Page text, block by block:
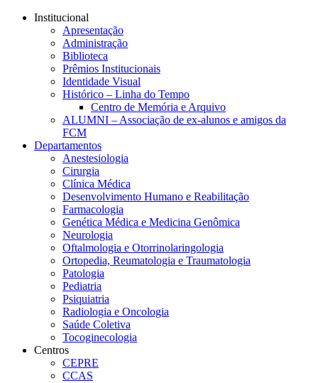
Conteúdo principal
Institucional
Apresentação
Administração
Biblioteca
Prêmios Institucionais
Identidade Visual
Histórico – Linha do Tempo
Centro de Memória e Arquivo
ALUMNI – Associação de ex-alunos e amigos da
FCM
Departamentos
Anestesiologia
Cirurgia
Clínica Médica
Desenvolvimento Humano e Reabilitação
Farmacologia
Genética Médica e Medicina Genômica
Neurologia
Oftalmologia e Otorrinolaringologia
Ortopedia, Reumatologia e Traumatologia
Patologia
Pediatria
Psiquiatria
Radiologia e Oncologia
Saúde Coletiva
Tocoginecologia
Centros
CEPRE
CCAS